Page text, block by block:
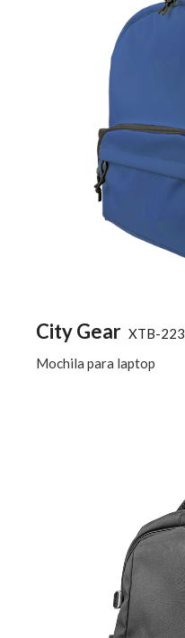
City Gear XTB-223
Mochila para laptop